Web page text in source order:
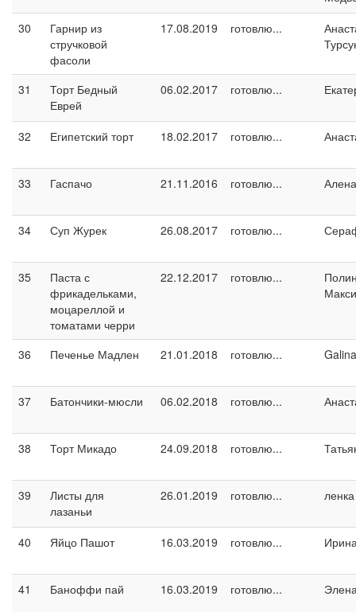
30
Гарнир из
стручковой
фасоли
17.08.2019 готовлю...
31
Торт Бедный
Еврей
06.02.2017 готовлю...
32 Египетский торт 18.02.2017 готовлю...
33 Гаспачо 21.11.2016 готовлю... Алена
34 Суп Журек 26.08.2017 готовлю...
35
Паста с
фрикадельками,
моцареллой и
томатами черри
22.12.2017 готовлю...
36 Печенье Мадлен 21.01.2018 готовлю...
37 Батончики-мюсли 06.02.2018 готовлю...
38 Торт Микадо 24.09.2018 готовлю...
39
Листы для
лазаньи
26.01.2019 готовлю...
40 Яйцо Пашот 16.03.2019 готовлю...
41 Баноффи пай 16.03.2019 готовлю...